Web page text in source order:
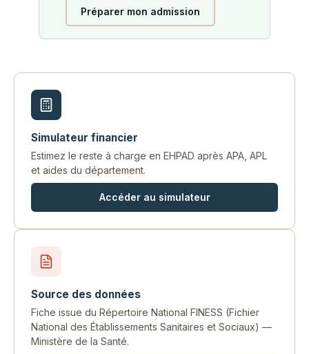
Préparer mon admission
Simulateur financier
Estimez le reste à charge en EHPAD après APA, APL
et aides du département.
Accéder au simulateur
Source des données
Fiche issue du Répertoire National FINESS (Fichier
National des Établissements Sanitaires et Sociaux) —
Ministère de la Santé.